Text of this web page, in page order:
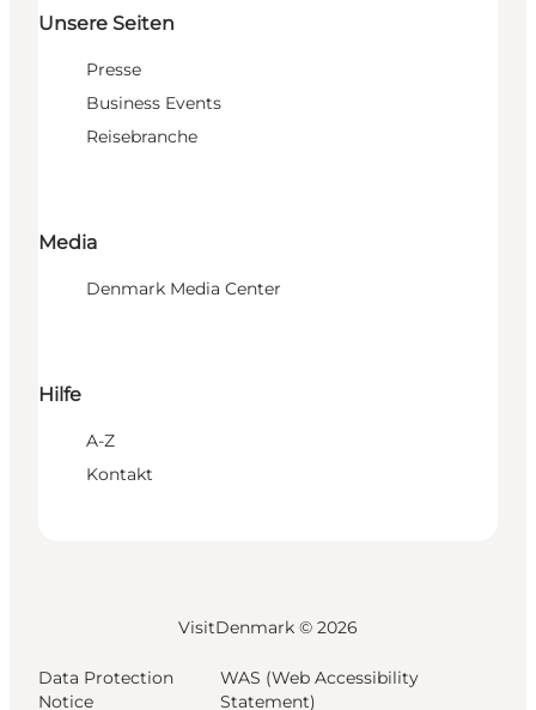
Unsere Seiten
Presse
Business Events
Reisebranche
Media
Denmark Media Center
Hilfe
A-Z
Kontakt
VisitDenmark © 2026
Data Protection
Notice
WAS (Web Accessibility
Statement)